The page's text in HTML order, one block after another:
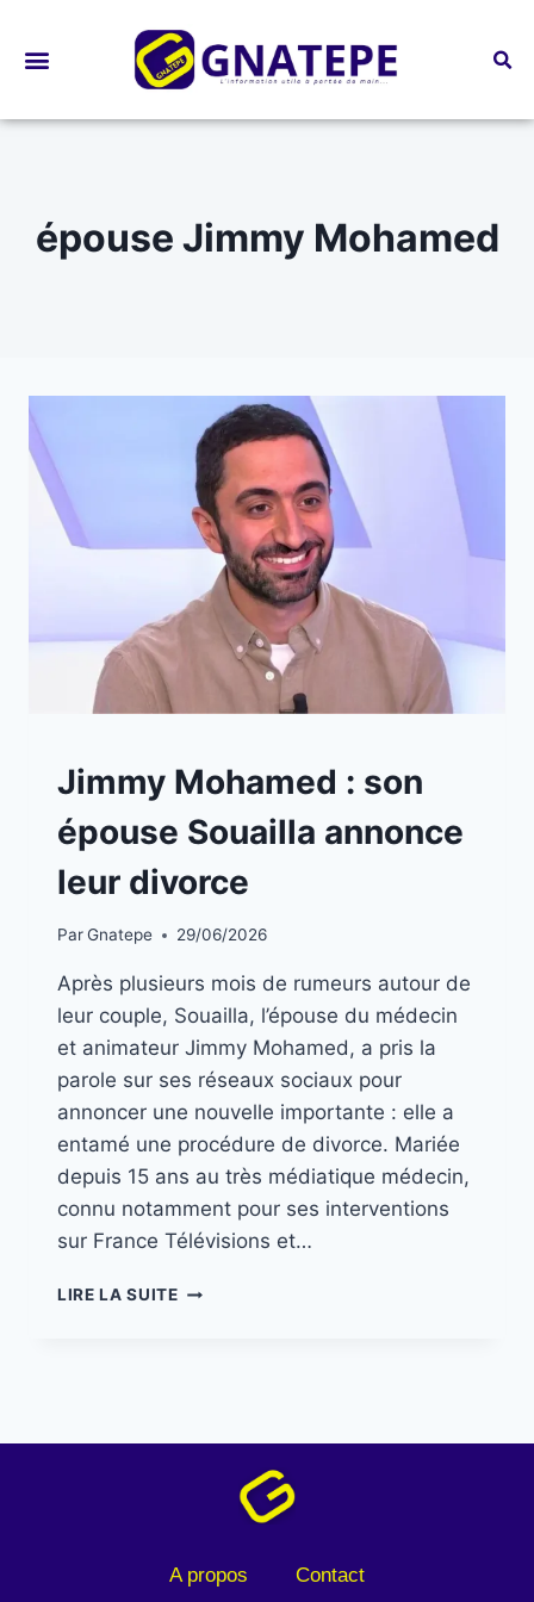
épouse Jimmy Mohamed
LA
|
STARS
Jimmy Mohamed : son
épouse Souailla annonce
leur divorce
ParGnatepe 29/06/2026
Après plusieurs mois de rumeurs autour de
leur couple, Souailla, l’épouse du médecin
et animateur Jimmy Mohamed, a pris la
parole sur ses réseaux sociaux pour
annoncer une nouvelle importante : elle a
entamé une procédure de divorce. Mariée
depuis 15 ans au très médiatique médecin,
connu notamment pour ses interventions
sur France Télévisions et…
LIRE LA SUITE
A propos Contact